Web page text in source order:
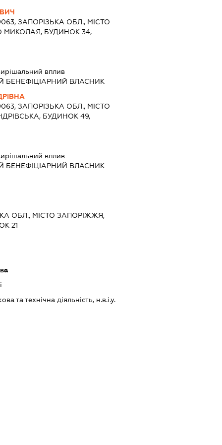
ЗАПОРІЗЬКА ОБЛ., МІСТО
МИКОЛАЯ, БУДИНОК 34,
вплив
БЕНЕФІЦІАРНИЙ ВЛАСНИК
ЗАПОРІЗЬКА ОБЛ., МІСТО
БУДИНОК 49,
вплив
БЕНЕФІЦІАРНИЙ ВЛАСНИК
ОБЛ., МІСТО ЗАПОРІЖЖЯ,
21
та технічна діяльність, н.в.і.у.